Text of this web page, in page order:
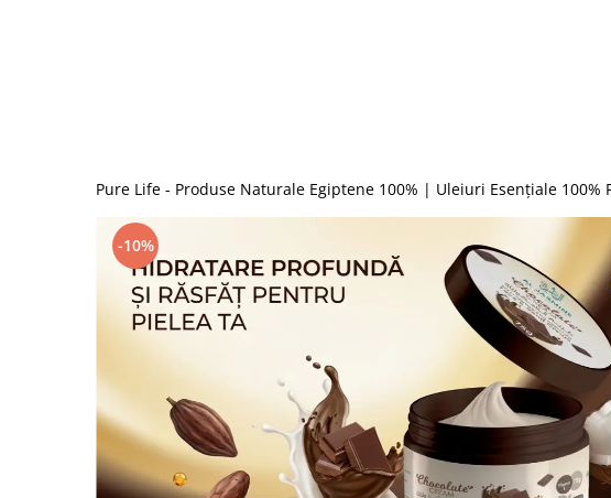
Pure Life - Produse Naturale Egiptene 100% | Uleiuri Esențiale 100%
-10%